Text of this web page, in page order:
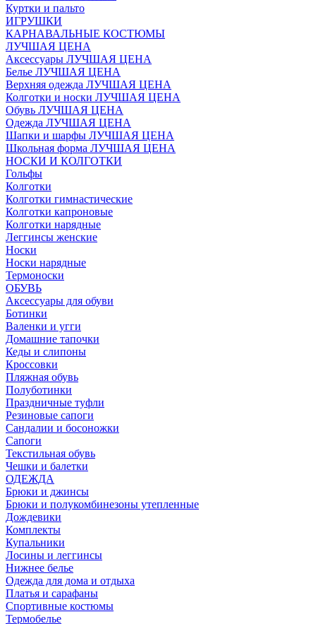
Куртки и пальто
ИГРУШКИ
КАРНАВАЛЬНЫЕ КОСТЮМЫ
ЛУЧШАЯ ЦЕНА
Аксессуары ЛУЧШАЯ ЦЕНА
Белье ЛУЧШАЯ ЦЕНА
Верхняя одежда ЛУЧШАЯ ЦЕНА
Колготки и носки ЛУЧШАЯ ЦЕНА
Обувь ЛУЧШАЯ ЦЕНА
Одежда ЛУЧШАЯ ЦЕНА
Шапки и шарфы ЛУЧШАЯ ЦЕНА
Школьная форма ЛУЧШАЯ ЦЕНА
НОСКИ И КОЛГОТКИ
Гольфы
Колготки
Колготки гимнастические
Колготки капроновые
Колготки нарядные
Леггинсы женские
Носки
Носки нарядные
Термоноски
ОБУВЬ
Аксессуары для обуви
Ботинки
Валенки и угги
Домашние тапочки
Кеды и слипоны
Кроссовки
Пляжная обувь
Полуботинки
Праздничные туфли
Резиновые сапоги
Сандалии и босоножки
Сапоги
Текстильная обувь
Чешки и балетки
ОДЕЖДА
Брюки и джинсы
Брюки и полукомбинезоны утепленные
Дождевики
Комплекты
Купальники
Лосины и леггинсы
Нижнее белье
Одежда для дома и отдыха
Платья и сарафаны
Спортивные костюмы
Термобелье